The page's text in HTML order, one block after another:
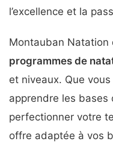
l’excellence et la
Montauban Natation
programmes de
et niveaux. Que
apprendre les bases
perfectionner votre
offre adaptée à vos